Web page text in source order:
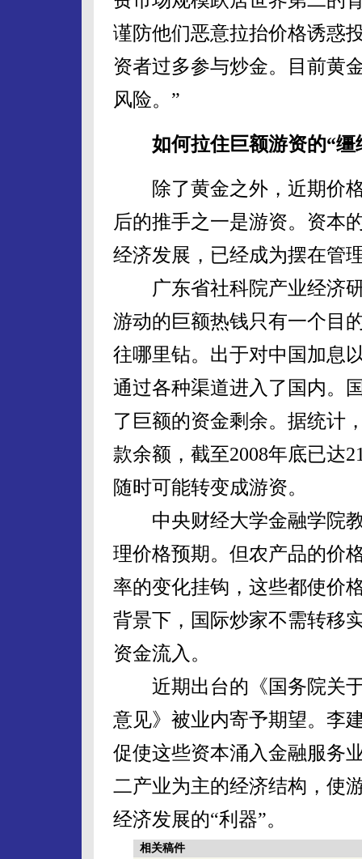
谨防他们恶意拉抬价格诱惑
资者过多参与炒金。目前黄
风险。”
如何拉住巨额游资的“缰
除了黄金之外，近期价格
后的推手之一是游资。资本
经济发展，已经成为摆在管
广东省社科院产业经济研
游动的巨额热钱只有一个目
往哪里钻。出于对中国加息
通过各种渠道进入了国内。
了巨额的资金剩余。据统计
款余额，截至2008年底已达
随时可能转变成游资。
中央财经大学金融学院教
理价格预期。但农产品的价
率的变化挂钩，这些都使价
背景下，国际炒家不需转移
资金流入。
近期出台的《国务院关于
意见》被业内寄予期望。李
促使这些资本涌入金融服务
二产业为主的经济结构，使
经济发展的“利器”。
相关稿件